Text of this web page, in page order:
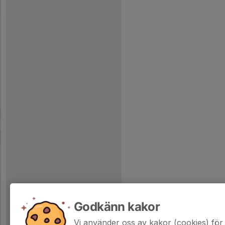
Godkänn kakor
Vi använder oss av kakor (cookies)